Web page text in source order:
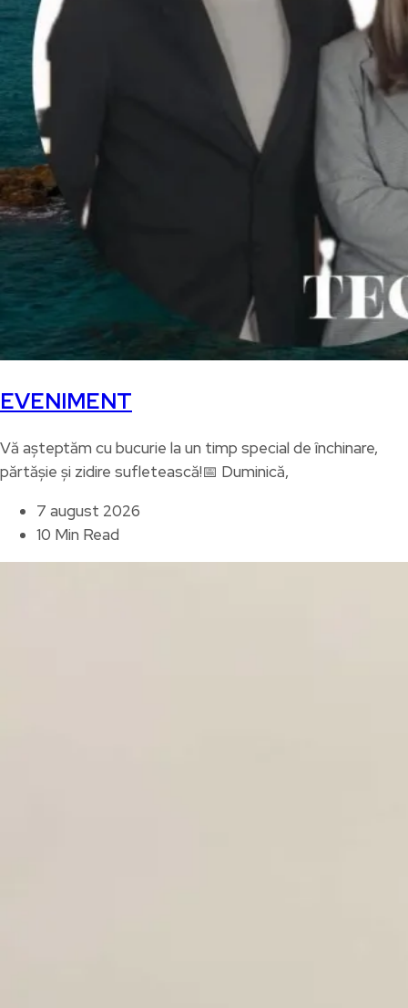
EVENIMENT
Vă așteptăm cu bucurie la un timp special de închinare,
părtășie și zidire sufletească!📅 Duminică,
7 august 2026
10 Min Read